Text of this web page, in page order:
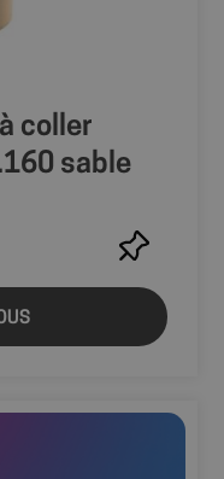
coller
sable